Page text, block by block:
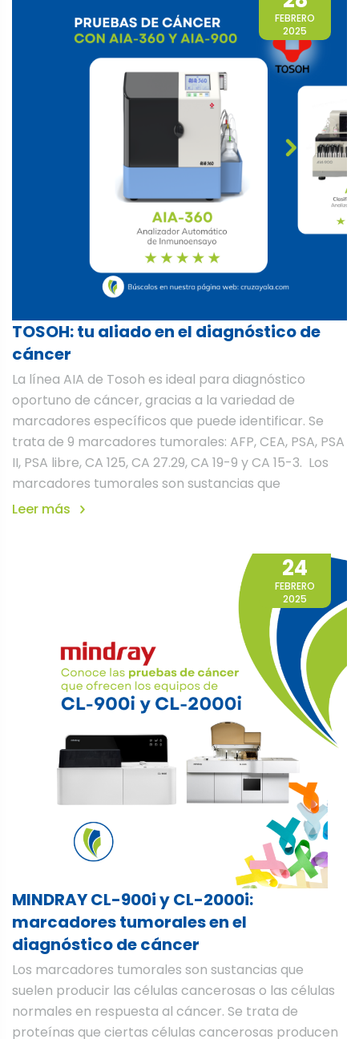
FEBRERO
2025
TOSOH: tu aliado en el diagnóstico de
cáncer
La línea AIA de Tosoh es ideal para diagnóstico
oportuno de cáncer, gracias a la variedad de
marcadores específicos que puede identificar. Se
trata de 9 marcadores tumorales: AFP, CEA, PSA, PSA
II, PSA libre, CA 125, CA 27.29, CA 19-9 y CA 15-3. Los
marcadores tumorales son sustancias que
Leer más
24
FEBRERO
2025
MINDRAY CL-900i y CL-2000i:
marcadores tumorales en el
diagnóstico de cáncer
Los marcadores tumorales son sustancias que
suelen producir las células cancerosas o las células
normales en respuesta al cáncer. Se trata de
proteínas que ciertas células cancerosas producen